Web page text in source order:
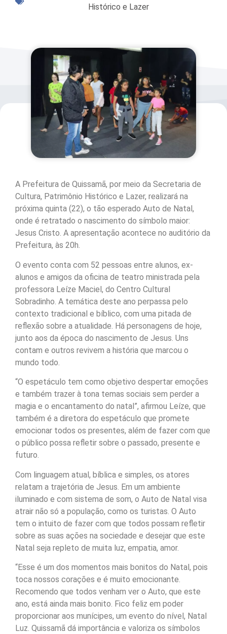
Histórico e Lazer
A Prefeitura de Quissamã, por meio da Secretaria de
Cultura, Patrimônio Histórico e Lazer, realizará na
próxima quinta (22), o tão esperado Auto de Natal,
onde é retratado o nascimento do símbolo maior:
Jesus Cristo. A apresentação acontece no auditório da
Prefeitura, às 20h.
O evento conta com 52 pessoas entre alunos, ex-
alunos e amigos da oficina de teatro ministrada pela
professora Leíze Maciel, do Centro Cultural
Sobradinho. A temática deste ano perpassa pelo
contexto tradicional e bíblico, com uma pitada de
reflexão sobre a atualidade. Há personagens de hoje,
junto aos da época do nascimento de Jesus. Uns
contam e outros revivem a história que marcou o
mundo todo.
“O espetáculo tem como objetivo despertar emoções
e também trazer à tona temas sociais sem perder a
magia e o encantamento do natal”, afirmou Leíze, que
também é a diretora do espetáculo que promete
emocionar todos os presentes, além de fazer com que
o público possa refletir sobre o passado, presente e
futuro.
Com linguagem atual, bíblica e simples, os atores
relatam a trajetória de Jesus. Em um ambiente
iluminado e com sistema de som, o Auto de Natal visa
atrair não só a população, como os turistas. O Auto
tem o intuito de fazer com que todos possam refletir
sobre as suas ações na sociedade e desejar que este
Natal seja repleto de muita luz, empatia, amor.
“Esse é um dos momentos mais bonitos do Natal, pois
toca nossos corações e é muito emocionante.
Recomendo que todos venham ver o Auto, que este
ano, está ainda mais bonito. Fico feliz em poder
proporcionar aos munícipes, um evento do nível, Natal
Luz. Quissamã dá importância e valoriza os símbolos